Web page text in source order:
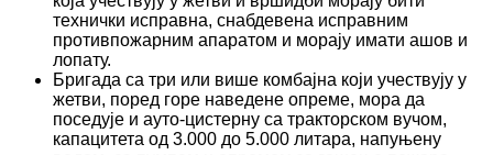
технички исправна, снабдевена исправним
противпожарним апаратом и морају имати ашов и
лопату.
Бригада са три или више комбајна који учествују у
жетви, поред горе наведене опреме, мора да
поседује и ауто-цистерну са тракторском вучом,
капацитета од 3.000 до 5.000 литара, напуњену